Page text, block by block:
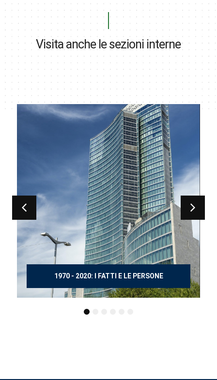
Visita anche le sezioni interne
150 ANNI DOPO MANZONI